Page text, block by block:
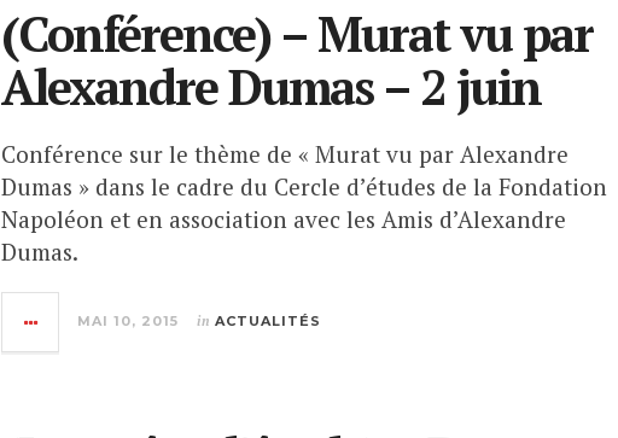
(Conférence) – Murat vu par
Alexandre Dumas – 2 juin
Conférence sur le thème de « Murat vu par Alexandre
Dumas » dans le cadre du Cercle d’études de la Fondation
Napoléon et en association avec les Amis d’Alexandre
Dumas.
MAI 10, 2015 in ACTUALITÉS